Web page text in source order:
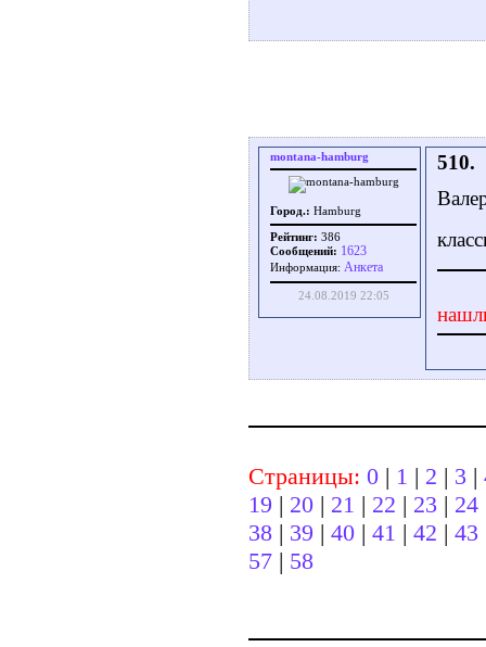
montana-hamburg
Город.: Hamburg
Рейтинг: 386
Сообщений: 1623
Информация: Aнкета
24.08.2019 22:05
510.
Страницы: 0 | 1 | 2 | 3 |
19 | 20 | 21 | 22 | 23 | 24
38 | 39 | 40 | 41 | 42 | 43
57 | 58